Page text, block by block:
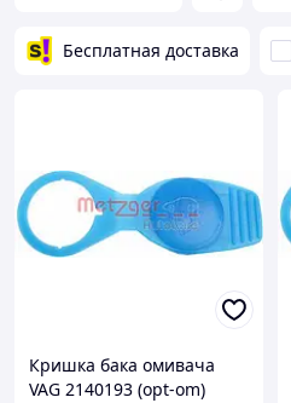
Бесплатная доставка
Кришка бака омивача
VAG 2140193 (opt-om)